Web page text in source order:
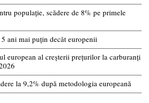
populație, scădere de 8% pe primele
ani mai puțin decât europenii
european al creșterii prețurilor la carburanți
la 9,2% după metodologia europeană